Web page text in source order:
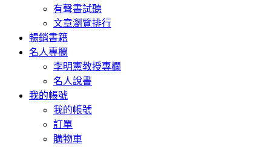
有聲書試聽
文章瀏覽排行
暢銷書籍
名人專欄
李明憲教授專欄
名人說書
我的帳號
我的帳號
訂單
購物車